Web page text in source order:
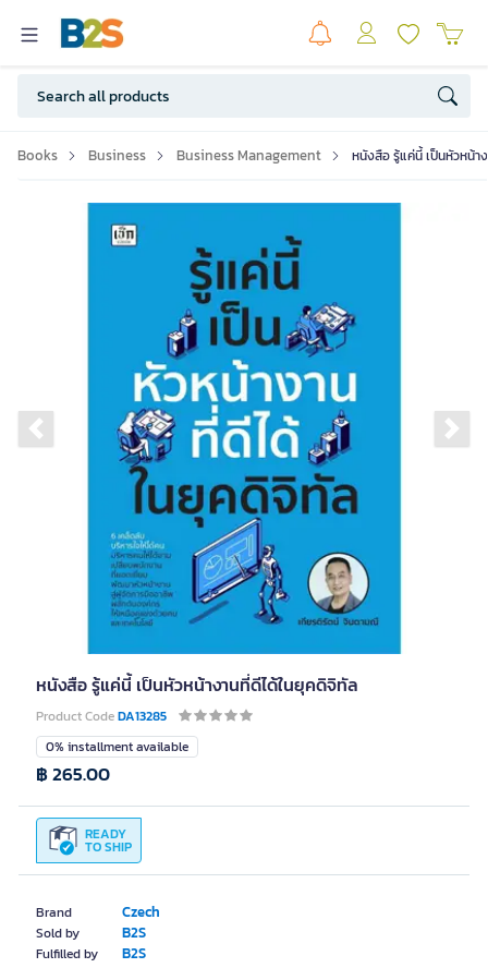
Books Business Business Management หนังสือ รู้แค่นี้ เป็นหัวหน้า
Previous slide
หนังสือ รู้แค่นี้ เป็นหัวหน้างานที่ดีได้ในยุคดิจิทัล
Product CodeDA13285
Brand Czech
Sold by B2S
Fulfilled by B2S
0% installment available
READY
TO SHIP
฿ 265.00